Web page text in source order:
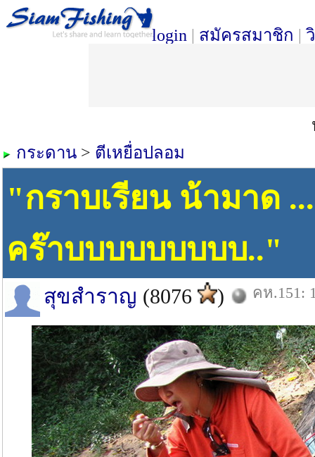
login | สมัครสมาชิก |
กระดาน > ตีเหยื่อปลอม
"กราบเรียน น้ามาด
คร๊าบบบบบบบบบ.."
สุขสำราญ (8076 ) คห.151: